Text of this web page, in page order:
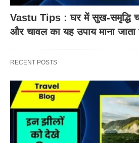
Vastu Tips : घर में सुख-समृद्धि
और चावल का यह उपाय माना
RECENT POSTS